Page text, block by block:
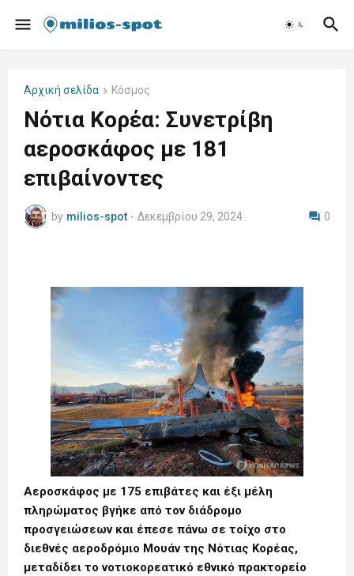
Αρχική σελίδα Κόσμος
Νότια Κορέα: Συνετρίβη
αεροσκάφος με 181
επιβαίνοντες
by milios-spot - Δεκεμβρίου 29, 2024 0
Αεροσκάφος με 175 επιβάτες και έξι μέλη
πληρώματος βγήκε από τον διάδρομο
προσγειώσεων και έπεσε πάνω σε τοίχο στο
διεθνές αεροδρόμιο Μουάν της Νότιας Κορέας,
μεταδίδει το νοτιοκορεατικό εθνικό πρακτορείο